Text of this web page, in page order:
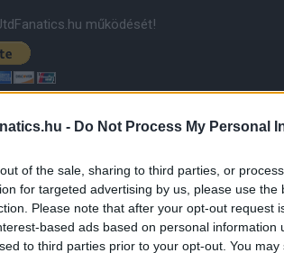
- Do Not Process My Personal
of the sale, sharing to third parties, or
for targeted advertising by us, please use the
Please note that after your opt-out request
based ads based on personal information
to third parties prior to your opt-out. You
működését!